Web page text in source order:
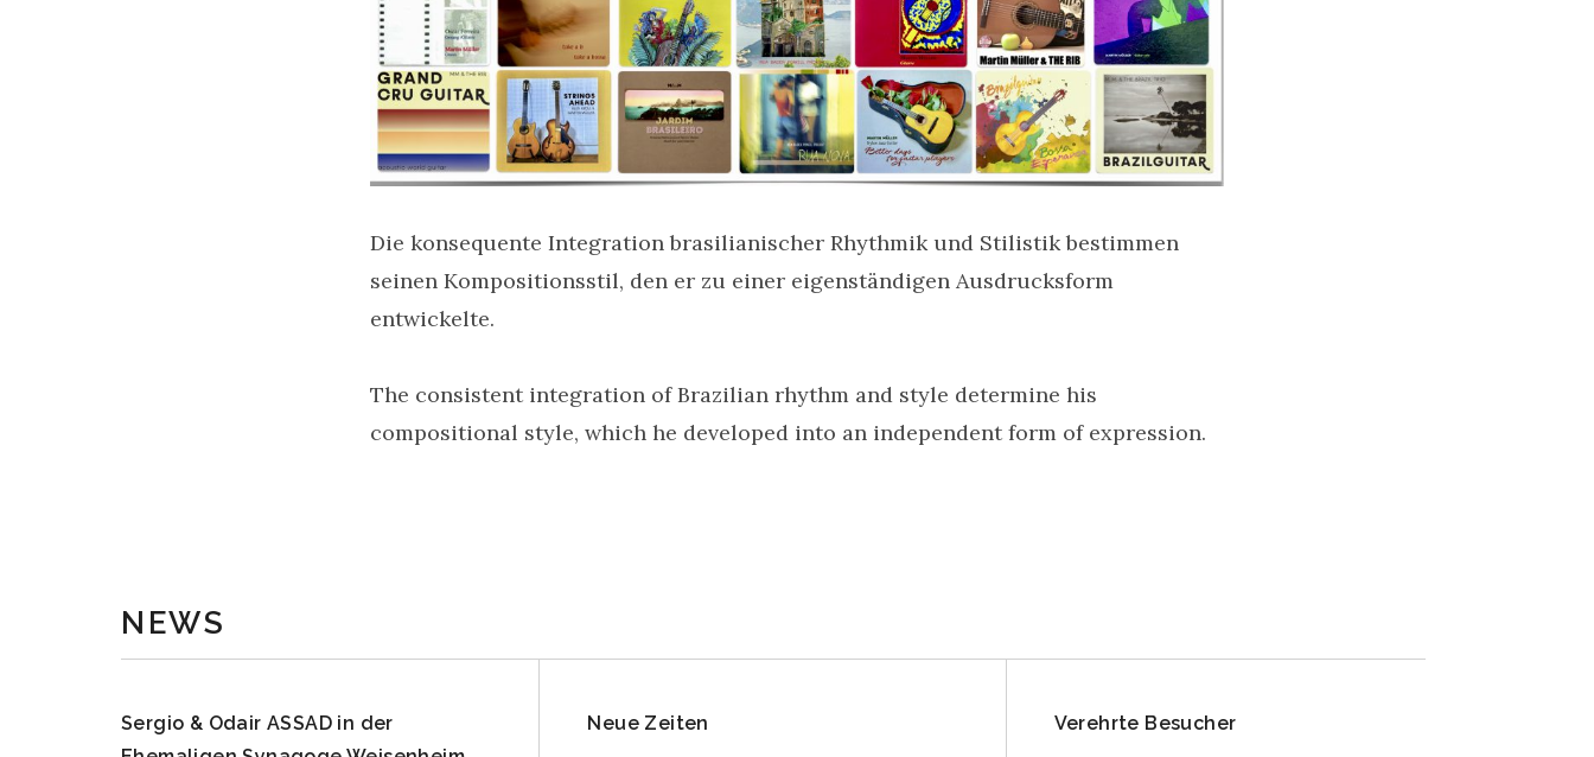
Die konsequente Integration brasilianischer Rhythmik und Stilistik bestimmen
seinen Kompositionsstil, den er zu einer eigenständigen Ausdrucksform
entwickelte.
The consistent integration of Brazilian rhythm and style determine his
compositional style, which he developed into an independent form of expression.
NEWS
Sergio & Odair ASSAD in der
Neue Zeiten Verehrte Besucher